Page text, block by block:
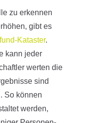
zu erkennen
gibt es
Kataster.
kann jeder
werten die
sind
So können
werden,